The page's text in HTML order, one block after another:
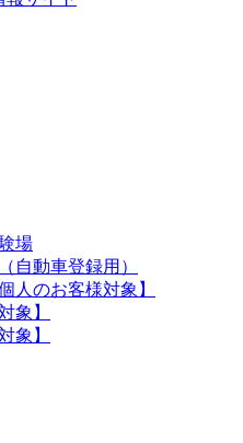
場
自動車登録用）
人のお客様対象】
象】
象】